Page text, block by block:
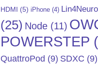
HDMI (5) iPhone (4) Lin4Neuro
(25) Node (11)
POWERSTEP
QuattroPod (9) SDXC (9)